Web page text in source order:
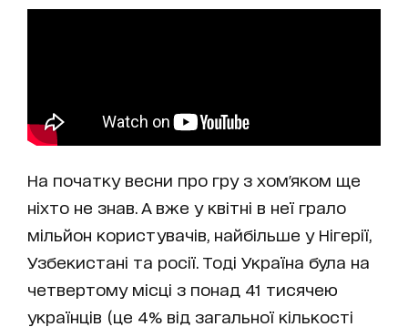
На початку весни про гру з хом'яком ще
ніхто не знав. А вже у квітні в неї грало
мільйон користувачів, найбільше у Нігерії,
Узбекистані та росії. Тоді Україна була на
четвертому місці з понад 41 тисячею
українців (це 4% від загальної кількості